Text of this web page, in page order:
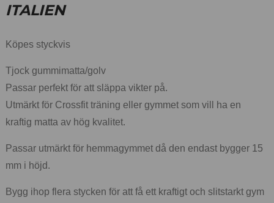
ITALIEN
Köpes styckvis
Tjock gummimatta/golv
Passar perfekt för att släppa vikter på.
Utmärkt för Crossfit träning eller gymmet som vill ha en
kraftig matta av hög kvalitet.
Passar utmärkt för hemmagymmet då den endast bygger 15
mm i höjd.
Bygg ihop flera stycken för att få ett kraftigt och slitstarkt gym